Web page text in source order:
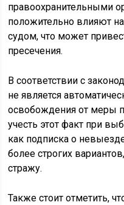
правоохранительными
положительно влияют
судом, что может
пресечения.
В соответствии с
не является
освобождения от меры
учесть этот факт при
как подписка о
более строгих
стражу.
Также стоит отметить,